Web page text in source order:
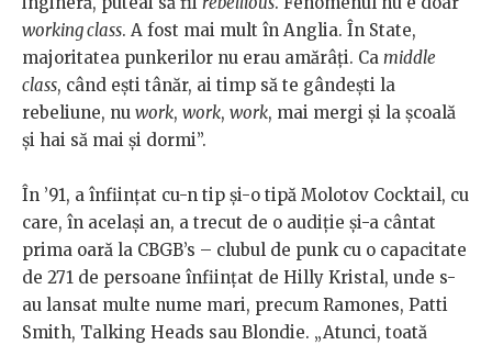
working class. A fost mai mult în Anglia. În State,
majoritatea punkerilor nu erau amărâţi. Ca middle
class, când eşti tânăr, ai timp să te gândeşti la
rebeliune, nu work, work, work, mai mergi şi la şcoală
şi hai să mai şi dormi”.
În ’91, a înființat cu-n tip şi-o tipă Molotov Cocktail, cu
care, în același an, a trecut de o audiţie şi-a cântat
prima oară la CBGB’s – clubul de punk cu o capacitate
de 271 de persoane înființat de Hilly Kristal, unde s-
au lansat multe nume mari, precum Ramones, Patti
Smith, Talking Heads sau Blondie. „Atunci, toată